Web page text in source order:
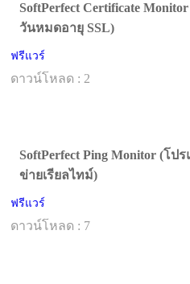
SoftPerfect Certificate
วันหมดอายุ SSL)
ฟรีแวร์
ดาวน์โหลด : 2
SoftPerfect Ping Monitor (โป
ข่ายเรียลไทม์)
ฟรีแวร์
ดาวน์โหลด : 7